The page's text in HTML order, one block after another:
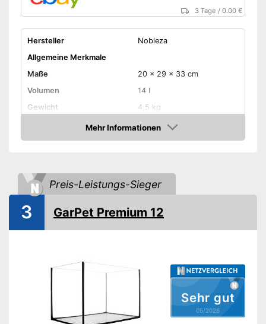
3 Tage /0.00 €
Hersteller
Nobleza
Allgemeine Merkmale
Maße
20 x 29 x 33 cm
Volumen
14 l
Gewicht
4,5 kg
Beleuchtung
Abdeckung
Kescher
Wasseraufbereiter
Wasserpflanzendünger
Mehr Informationen
Amazon
Preis-Leistungs-Sieger
Sehr gut
05/2026
3 GarPet Premium 12